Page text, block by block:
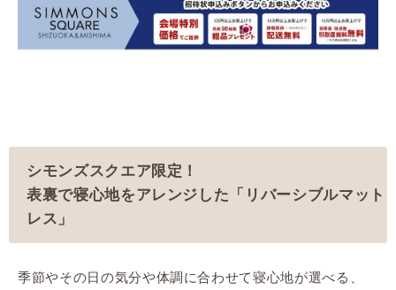
シモンズスクエア限定！
表裏で寝心地をアレンジした「リバーシブルマット
レス」
季節やその日の気分や体調に合わせて寝心地が選べる、